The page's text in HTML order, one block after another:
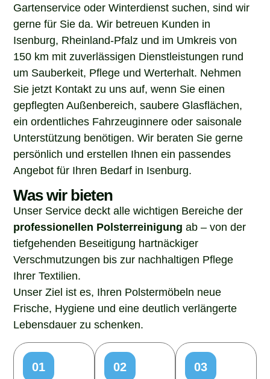
Gartenservice oder Winterdienst suchen, sind wir
gerne für Sie da. Wir betreuen Kunden in
Isenburg, Rheinland-Pfalz und im Umkreis von
150 km mit zuverlässigen Dienstleistungen rund
um Sauberkeit, Pflege und Werterhalt. Nehmen
Sie jetzt Kontakt zu uns auf, wenn Sie einen
gepflegten Außenbereich, saubere Glasflächen,
ein ordentliches Fahrzeuginnere oder saisonale
Unterstützung benötigen. Wir beraten Sie gerne
persönlich und erstellen Ihnen ein passendes
Angebot für Ihren Bedarf in Isenburg.
Was wir bieten
Unser Service deckt alle wichtigen Bereiche der
professionellen Polsterreinigung ab – von der
tiefgehenden Beseitigung hartnäckiger
Verschmutzungen bis zur nachhaltigen Pflege
Ihrer Textilien.
Unser Ziel ist es, Ihren Polstermöbeln neue
Frische, Hygiene und eine deutlich verlängerte
Lebensdauer zu schenken.
01
02
03